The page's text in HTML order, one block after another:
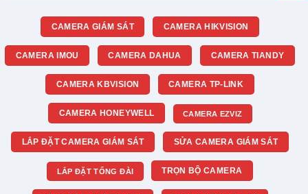
CAMERA GIÁM SÁT CAMERA HIKVISION
CAMERA IMOU CAMERA DAHUA CAMERA TIANDY
CAMERA KBVISION CAMERA TP-LINK
CAMERA HONEYWELL CAMERA EZVIZ
LẮP ĐẶT CAMERA GIÁM SÁT SỬA CAMERA GIÁM SÁT
LẮP ĐẶT TỔNG ĐÀI TRỌN BỘ CAMERA